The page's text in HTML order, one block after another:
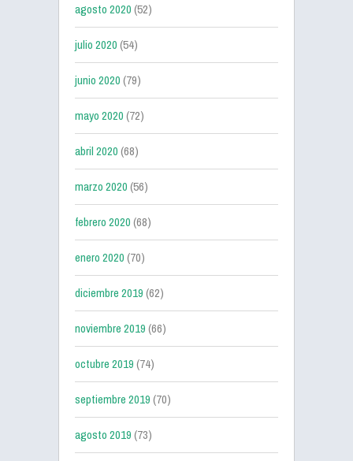
agosto 2020(52)
julio 2020(54)
junio 2020(79)
mayo 2020(72)
abril 2020(68)
marzo 2020(56)
febrero 2020(68)
enero 2020(70)
diciembre 2019(62)
noviembre 2019(66)
octubre 2019(74)
septiembre 2019(70)
agosto 2019(73)